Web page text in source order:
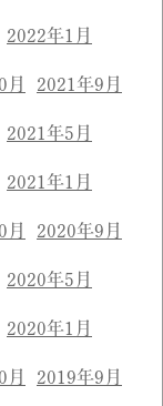
2022年1月
月 2021年9月
2021年5月
2021年1月
月 2020年9月
2020年5月
2020年1月
月 2019年9月